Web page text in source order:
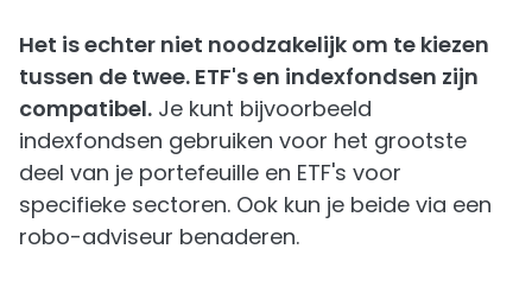
Het is echter niet noodzakelijk om te kiezen
tussen de twee. ETF's en indexfondsen zijn
compatibel. Je kunt bijvoorbeeld
indexfondsen gebruiken voor het grootste
deel van je portefeuille en ETF's voor
specifieke sectoren. Ook kun je beide via een
robo-adviseur benaderen.